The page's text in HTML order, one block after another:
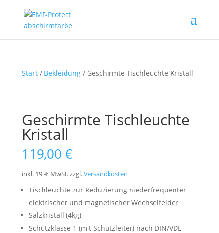
Start/ Bekleidung/ Geschirmte Tischleuchte Kristall
Geschirmte Tischleuchte
Kristall
119,00 €
inkl. 19 % MwSt.zzgl.Versandkosten
Tischleuchte zur Reduzierung niederfrequenter
elektrischer und magnetischer Wechselfelder
Salzkristall (4kg)
Schutzklasse 1 (mit Schutzleiter) nach DIN/VDE